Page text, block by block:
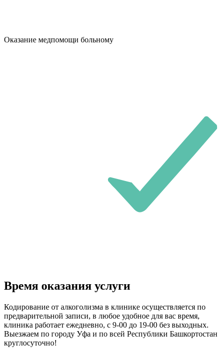
Оказание медпомощи больному
Время оказания услуги
Кодирование от алкоголизма в клинике осуществляется по
предварительной записи, в любое удобное для вас время,
клиника работает ежедневно, с 9-00 до 19-00 без выходных.
Выезжаем по городу Уфа и по всей Республики Башкортостан
круглосуточно!